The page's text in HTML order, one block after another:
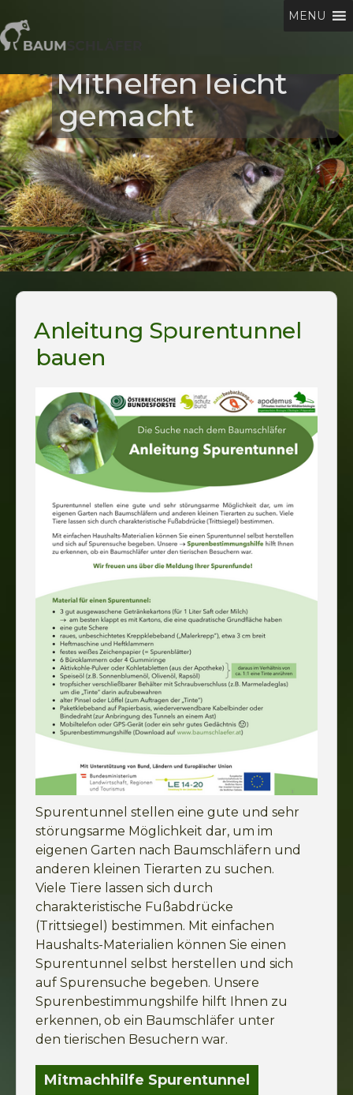
Inhalt
springen
MENU
Mithelfen leicht
gemacht
Anleitung Spurentunnel
bauen
Spurentunnel stellen eine gute und sehr
störungsarme Möglichkeit dar, um im
eigenen Garten nach Baumschläfern und
anderen kleinen Tierarten zu suchen.
Viele Tiere lassen sich durch
charakteristische Fußabdrücke
(Trittsiegel) bestimmen. Mit einfachen
Haushalts-Materialien können Sie einen
Spurentunnel selbst herstellen und sich
auf Spurensuche begeben. Unsere
Spurenbestimmungshilfe hilft Ihnen zu
erkennen, ob ein Baumschläfer unter
den tierischen Besuchern war.
Mitmachhilfe Spurentunnel